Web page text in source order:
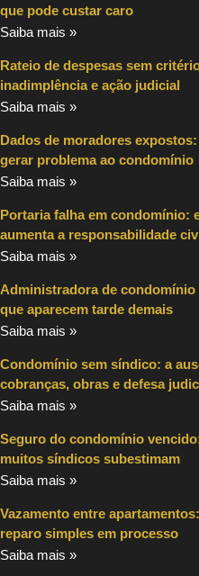
que pode custar caro
Saiba mais »
Rateio de despesas sem
inadimplência e ação judicial
Saiba mais »
Dados de moradores
gerar problema ao condomínio
Saiba mais »
Portaria falha em condomínio:
aumenta a responsabilidade
Saiba mais »
Administradora de
que aparecem tarde demais
Saiba mais »
Condomínio sem síndico: a
cobranças, obras e defesa
Saiba mais »
Seguro do condomínio
muitos síndicos subestimam
Saiba mais »
Vazamento entre
reparo simples em processo
Saiba mais »